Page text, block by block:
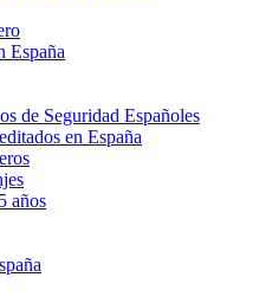
España
de Seguridad Españoles
en España
años